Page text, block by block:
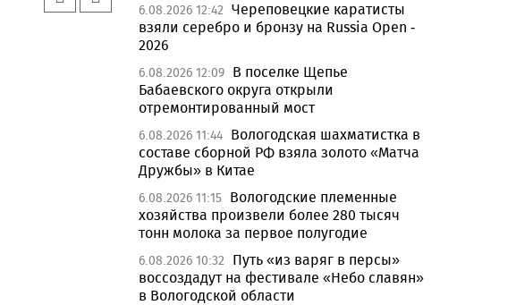
6.08.2026 12:42 Череповецкие каратисты
взяли серебро и бронзу на Russia Open -
2026
6.08.2026 12:09 В поселке Щепье
Бабаевского округа открыли
отремонтированный мост
6.08.2026 11:44 Вологодская шахматистка в
составе сборной РФ взяла золото «Матча
Дружбы» в Китае
6.08.2026 11:15 Вологодские племенные
хозяйства произвели более 280 тысяч
тонн молока за первое полугодие
6.08.2026 10:32
Путь «из варяг в персы»
воссоздадут на фестивале «Небо славян»
в Вологодской области